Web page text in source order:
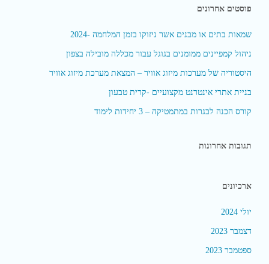
פוסטים אחרונים
שמאות בתים או מבנים אשר ניזוקו בזמן המלחמה -2024
ניהול קמפיינים ממומנים בגוגל עבור מכללה מובילה בצפון
היסטוריה של מערכות מיזוג אוויר – המצאת מערכת מיזוג אוויר
בניית אתרי אינטרנט מקצועיים -קרית טבעון
קורס הכנה לבגרות במתמטיקה – 3 יחידות לימוד
תגובות אחרונות
ארכיונים
יולי 2024
דצמבר 2023
ספטמבר 2023